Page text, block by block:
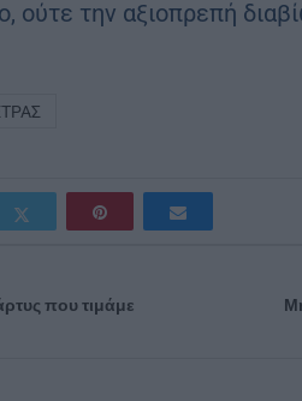
ούτε την αξιοπρεπή
που τιμάμε